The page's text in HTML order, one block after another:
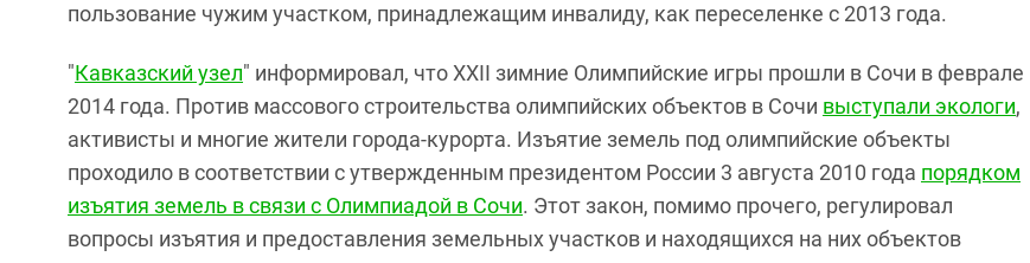
пользование чужим участком, принадлежащим инвалиду, как переселенке с 2013 года.
"Кавказский узел" информировал, что XXII зимние Олимпийские игры прошли в Сочи в феврале
2014 года. Против массового строительства олимпийских объектов в Сочи выступали экологи,
активисты и многие жители города-курорта. Изъятие земель под олимпийские объекты
проходило в соответствии с утвержденным президентом России 3 августа 2010 года порядком
изъятия земель в связи с Олимпиадой в Сочи. Этот закон, помимо прочего, регулировал
вопросы изъятия и предоставления земельных участков и находящихся на них объектов